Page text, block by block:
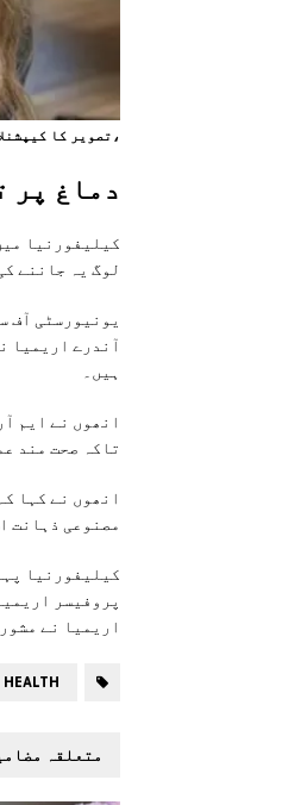
،تصویر کا
دماغ پر
کیلیفورنیا
لوگ یہ جاننے
یونیورسٹی آف
آندرے اریمیا
ہیں۔
تاکہ صحت مند
انھوں نے کہا
مصنوعی ذہانت
کیلیفورنیا
پروفیسر
اریمیا نے
HEALTH
متعلقہ